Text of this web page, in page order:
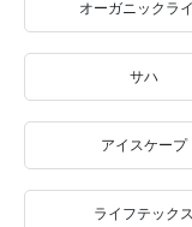
オーガニックラ
サハ
アイスケープ
ライフテックス